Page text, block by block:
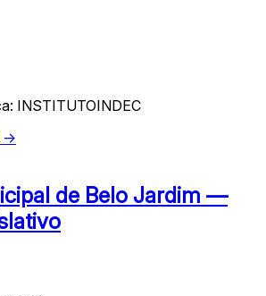
INSTITUTOINDEC
→
de Belo Jardim —